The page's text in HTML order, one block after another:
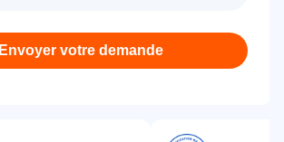
Envoyer votre demande